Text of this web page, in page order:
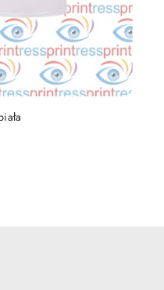
DO KOSZYKA